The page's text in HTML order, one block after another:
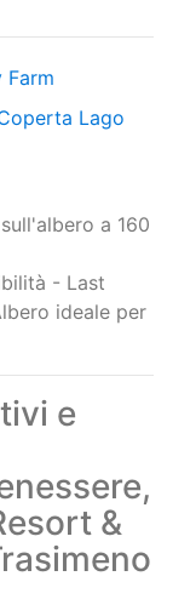
a 160
- Last
ideale per
e
&